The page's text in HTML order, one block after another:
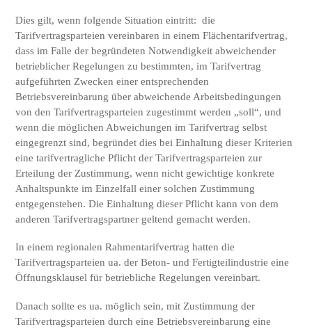
Dies gilt, wenn folgende Situation eintritt: die
Tarifvertragsparteien vereinbaren in einem Flächentarifvertrag,
dass im Falle der begründeten Notwendigkeit abweichender
betrieblicher Regelungen zu bestimmten, im Tarifvertrag
aufgeführten Zwecken einer entsprechenden
Betriebsvereinbarung über abweichende Arbeitsbedingungen
von den Tarifvertragsparteien zugestimmt werden „soll“, und
wenn die möglichen Abweichungen im Tarifvertrag selbst
eingegrenzt sind, begründet dies bei Einhaltung dieser Kriterien
eine tarifvertragliche Pflicht der Tarifvertragsparteien zur
Erteilung der Zustimmung, wenn nicht gewichtige konkrete
Anhaltspunkte im Einzelfall einer solchen Zustimmung
entgegenstehen. Die Einhaltung dieser Pflicht kann von dem
anderen Tarifvertragspartner geltend gemacht werden.
In einem regionalen Rahmentarifvertrag hatten die
Tarifvertragsparteien ua. der Beton- und Fertigteilindustrie eine
Öffnungsklausel für betriebliche Regelungen vereinbart.
Danach sollte es ua. möglich sein, mit Zustimmung der
Tarifvertragsparteien durch eine Betriebsvereinbarung eine